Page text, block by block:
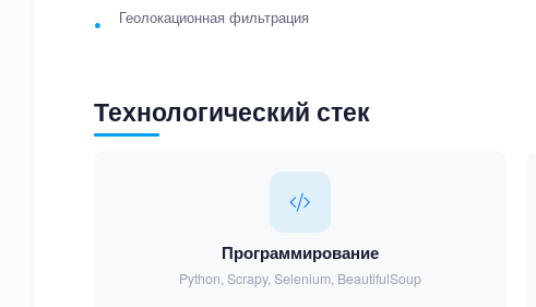
Геолокационная фильтрация
Технологический стек
Программирование
Python, Scrapy, Selenium, BeautifulSoup